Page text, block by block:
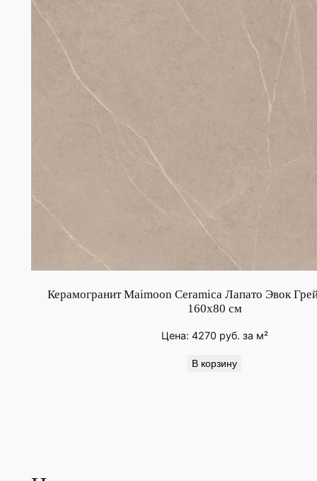
Керамогранит Maimoon Ceramica Лапато Эвок
160х80 см
Цена: 4270 руб. за м²
В корзину